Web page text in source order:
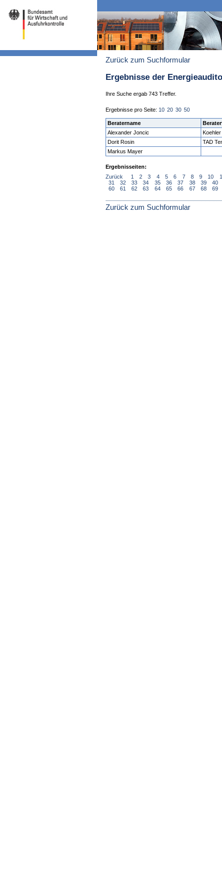
Zurück zum Suchformular
Ergebnisse der
Ihre Suche ergab 743 Treffer.
Ergebnisse pro Seite: 10 20 30 50
Beratername
Alexander Joncic
Dorit Rosin
TAD
Markus Mayer
Ergebnisseiten:
Zurück
1 2 3 4 5 6 7 8 9 10
31
32 33 34 35 36 37 38 39
40
60
61 62 63 64 65 66 67 68 69
Zurück zum Suchformular